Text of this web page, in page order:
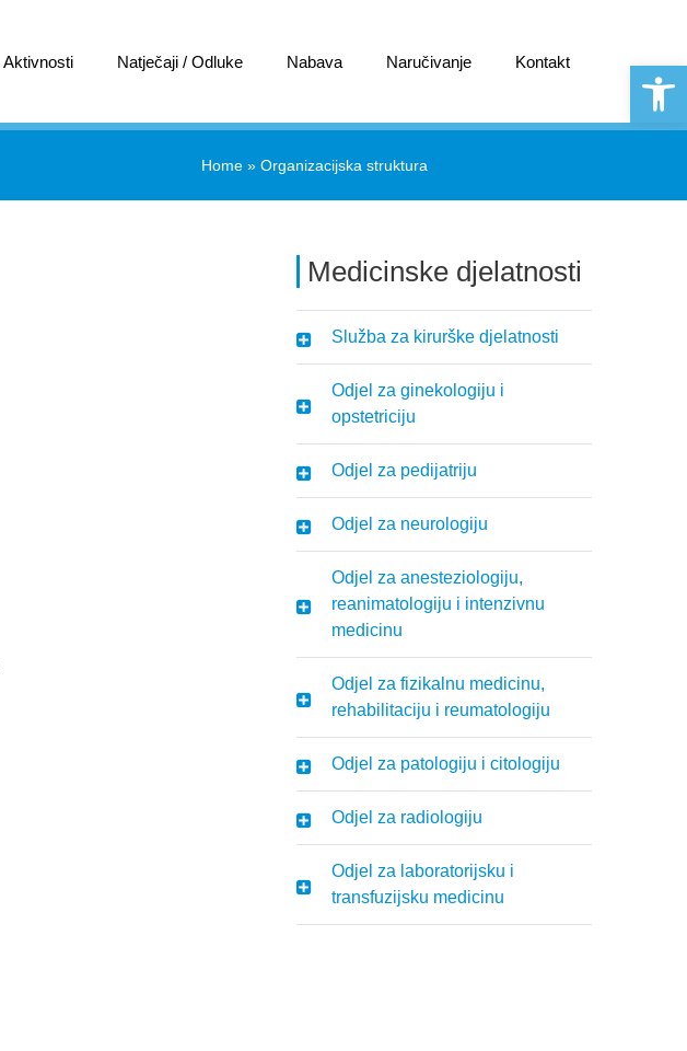
Aktivnosti Natječaji / Odluke Nabava Naručivanje Kontakt
Home » Organizacijska struktura
Medicinske djelatnosti
Služba za kirurške djelatnosti
Odjel za ginekologiju i
opstetriciju
Odjel za pedijatriju
Odjel za neurologiju
Odjel za anesteziologiju,
reanimatologiju i intenzivnu
medicinu
Odjel za fizikalnu medicinu,
rehabilitaciju i reumatologiju
Odjel za patologiju i citologiju
Odjel za radiologiju
Odjel za laboratorijsku i
transfuzijsku medicinu